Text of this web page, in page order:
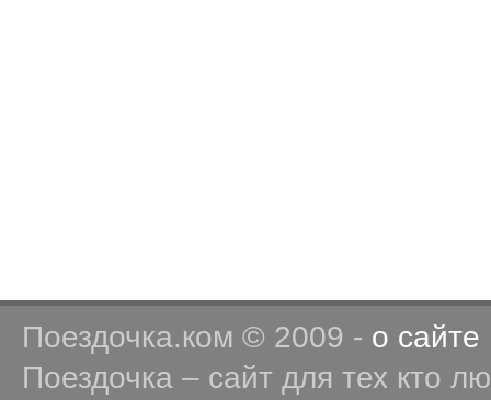
Поездочка.ком © 2009 - о сайте
Поездочка – сайт для тех кто